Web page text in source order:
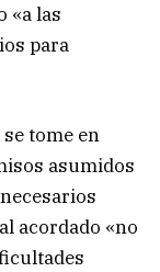
«a las
para
tome en
asumidos
acordado «no